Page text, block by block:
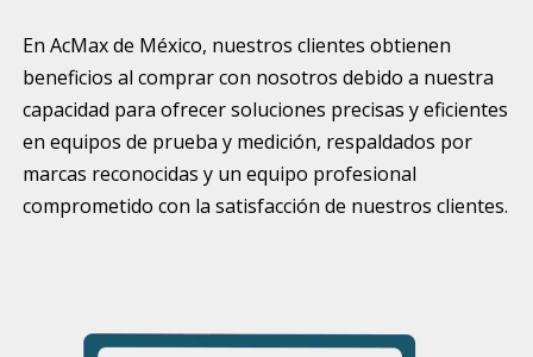
En AcMax de México, nuestros clientes obtienen
beneficios al comprar con nosotros debido a nuestra
capacidad para ofrecer soluciones precisas y eficientes
en equipos de prueba y medición, respaldados por
marcas reconocidas y un equipo profesional
comprometido con la satisfacción de nuestros clientes.